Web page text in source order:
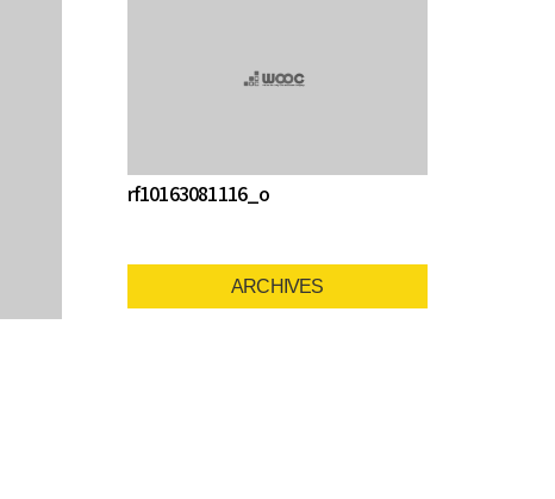
rf10163081116_o
ARCHIVES